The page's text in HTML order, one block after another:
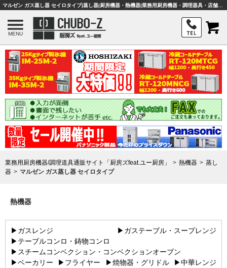
MENU
業務用厨房機器/調理道具通販サイト「厨房ズfeat.ユー厨房」 熱機器
蒸し
器
マルゼン ガス蒸し器 セイロタイプ
熱機器
▶ガスレンジ
▶ガステーブル・スープレンジ
▶テーブルコンロ・鋳物コンロ
▶スチームコンベクション・コンベクションオーブン
▶ベーカリー
▶フライヤー ▶焼物器・グリドル
▶中華レンジ